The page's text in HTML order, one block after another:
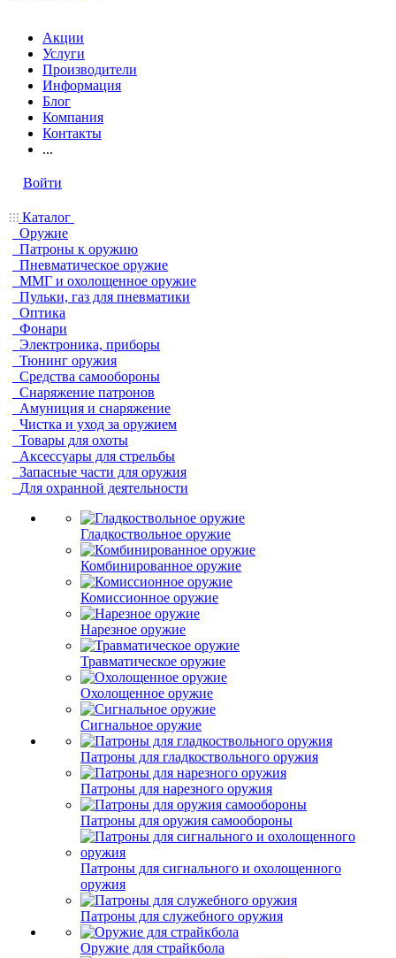
Акции
Услуги
Производители
Информация
Блог
Компания
Контакты
...
Войти
Каталог
Оружие
Патроны к оружию
Пневматическое оружие
ММГ и охолощенное оружие
Пульки, газ для пневматики
Оптика
Фонари
Электроника, приборы
Тюнинг оружия
Средства самообороны
Снаряжение патронов
Амуниция и снаряжение
Чистка и уход за оружием
Товары для охоты
Аксессуары для стрельбы
Запасные части для оружия
Для охранной деятельности
Гладкоствольное оружие
Комбинированное оружие
Комиссионное оружие
Нарезное оружие
Травматическое оружие
Охолощенное оружие
Сигнальное оружие
Патроны для гладкоствольного оружия
Патроны для нарезного оружия
Патроны для оружия самообороны
Патроны для сигнального и охолощенного
оружия
Патроны для служебного оружия
Оружие для страйкбола